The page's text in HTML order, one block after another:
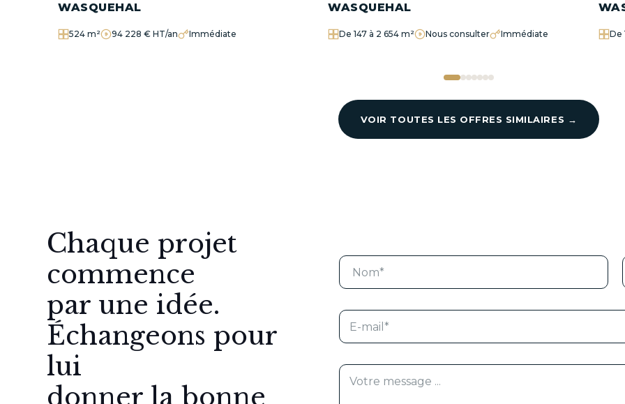
WASQUEHAL
524 m² 94 228 € HT/an Immédiate
WASQUEHAL
De 147 à 2 654 m² Nous consulter Immédiate De
VOIR TOUTES LES OFFRES SIMILAIRES →
Chaque projet
commence
par une idée.
Échangeons pour
lui
donner la bonne
N
m
l
*
E
m
lM